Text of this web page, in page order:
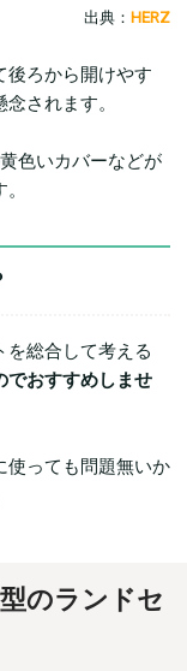
出典： HERZ
後ろから開けやす
されます。
色いカバーなどが
を総合して考える
でおすすめしませ
使っても問題無いか
のランドセ